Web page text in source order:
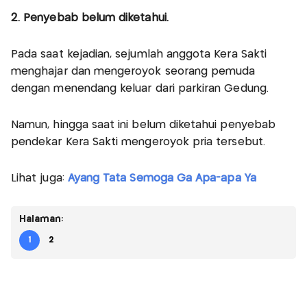
2. Penyebab belum diketahui.
Pada saat kejadian, sejumlah anggota Kera Sakti
menghajar dan mengeroyok seorang pemuda
dengan menendang keluar dari parkiran Gedung.
Namun, hingga saat ini belum diketahui penyebab
pendekar Kera Sakti mengeroyok pria tersebut.
Lihat juga: Ayang Tata Semoga Ga Apa-apa Ya
Halaman:
1 2